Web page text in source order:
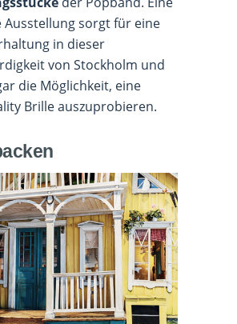
Ausstellung sorgt für eine
in dieser
von Stockholm und
die Möglichkeit, eine
Brille auszuprobieren.